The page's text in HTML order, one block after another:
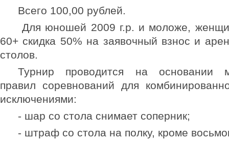
Всего 100,00 рублей.
Для юношей 2009 г.р. и моложе,
60+ скидка 50% на заявочный взнос и
столов.
Турнир проводится на основании
правил соревнований для
исключениями:
- шар со стола снимает соперник;
- штраф со стола на полку, кроме